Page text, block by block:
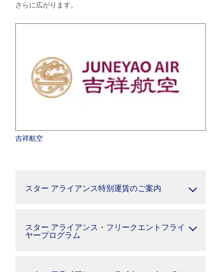
さらに広がります。
吉祥航空
スター アライアンス特別運賃のご案内
スター アライアンス・フリークエントフライ
ヤープログラム